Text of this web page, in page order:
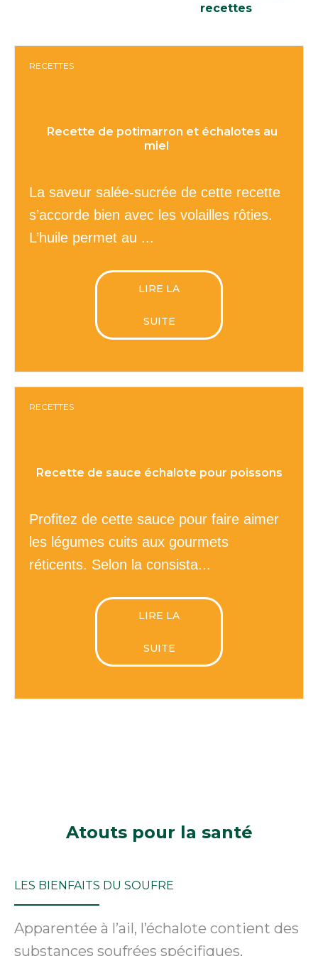
recettes
RECETTES
Recette de potimarron et échalotes au
miel
La saveur salée-sucrée de cette recette
s’accorde bien avec les volailles rôties.
L’huile permet au ...
LIRE LA
SUITE
RECETTES
Recette de sauce échalote pour poissons
Profitez de cette sauce pour faire aimer
les légumes cuits aux gourmets
réticents. Selon la consista...
LIRE LA
SUITE
Atoutspour la santé
LES BIENFAITS DU SOUFRE
Apparentée à l’ail, l’échalote contient des
substances soufrées spécifiques,